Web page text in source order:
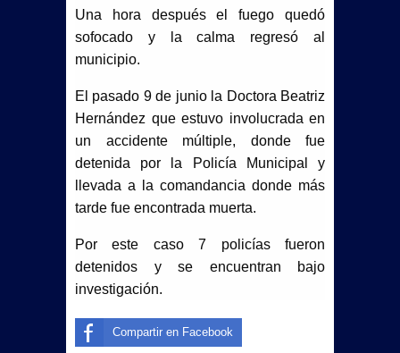
REINAUGURA BETO GRANADOS
ÁREA VERDE EN NUEVO
AMANECER CON APOYO DE OXXO
Con ceremonia de graduación DIF
Matamoros despide a la generación
2025-2026 de los Centros
Asistenciales de Desarrollo Infantil
Reforma laboral protege a artistas
frente al uso indebido de la
Una hora después el fuego quedó
sofocado y la calma regresó al
municipio.
El pasado 9 de junio la Doctora Beatriz
Hernández que estuvo involucrada en
un accidente múltiple, donde fue
detenida por la Policía Municipal y
llevada a la comandancia donde más
tarde fue encontrada muerta.
Por este caso 7 policías fueron
detenidos y se encuentran bajo
investigación.
Compartir en Facebook